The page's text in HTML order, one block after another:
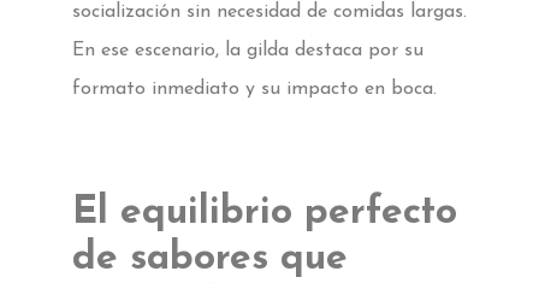
socialización sin necesidad de comidas largas.
En ese escenario, la gilda destaca por su
formato inmediato y su impacto en boca.
El equilibrio perfecto
de sabores que